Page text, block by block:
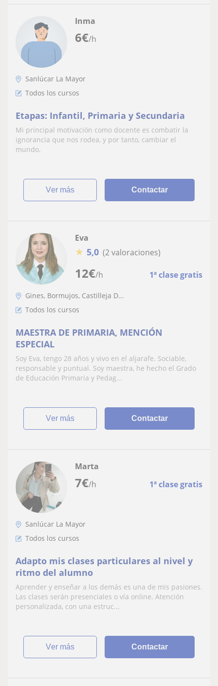
6€/h
Inma
Sanlúcar La Mayor
Todos los cursos
Etapas: Infantil, Primaria y Secundaria
Mi principal motivación como docente es combatir la
ignorancia que nos rodea, y por tanto, cambiar el
mundo.
ver más Contactar
12€/h 1ª clase gratis
Eva
★ 5,0 (2 valoraciones)
Gines, Bormujos, Castilleja D...
Todos los cursos
MAESTRA DE PRIMARIA, MENCIÓN
ESPECIAL
Soy Eva, tengo 28 años y vivo en el aljarafe. Sociable,
responsable y puntual. Soy maestra, he hecho el Grado
de Educación Primaria y Pedag...
ver más Contactar
7€/h 1ª clase gratis
Marta
Sanlúcar La Mayor
Todos los cursos
Adapto mis clases particulares al nivel y
ritmo del alumno
Aprender y enseñar a los demás es una de mis pasiones.
Las clases serán presenciales o vía online. Atención
personalizada, con una estruc...
ver más Contactar